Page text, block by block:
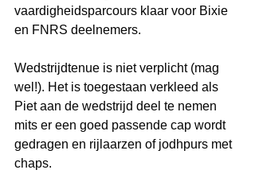
vaardigheidsparcours klaar voor Bixie
en FNRS deelnemers.
Wedstrijdtenue is niet verplicht (mag
wel!). Het is toegestaan verkleed als
Piet aan de wedstrijd deel te nemen
mits er een goed passende cap wordt
gedragen en rijlaarzen of jodhpurs met
chaps.